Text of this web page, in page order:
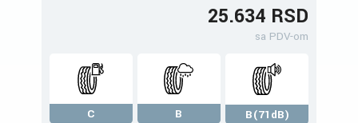
25.634 RSD
sa PDV-om
C B
B(71dB)